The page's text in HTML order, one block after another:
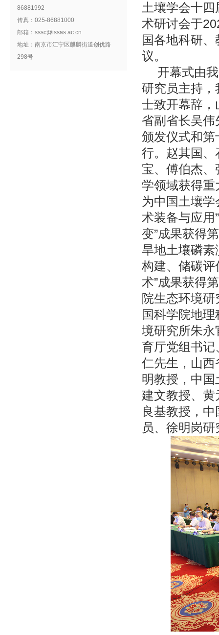
86881992
传真：025-86881000
邮箱：sssc@issas.ac.cn
地址：南京市江宁区麒麟街道创优路
298号
土壤学会十四
术研讨会于
国各地科研
议。
开幕式由
研究员主持
士致开幕辞
省副省长吴
颁发仪式和
行。赵其国
宝、傅伯杰
学领域获得
为中国土壤
术装备与应用
变”成果获得
旱地土壤磷素
构建、储碳评
术”成果获得
院生态环境
国科学院地
境研究所朱
育厅党组书
仁先生，山
明教授，中
建文教授、
良基教授，
员、徐明岗